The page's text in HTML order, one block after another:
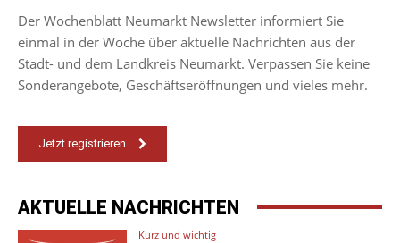
Der Wochenblatt Neumarkt Newsletter informiert Sie
einmal in der Woche über aktuelle Nachrichten aus der
Stadt- und dem Landkreis Neumarkt. Verpassen Sie keine
Sonderangebote, Geschäftseröffnungen und vieles mehr.
Jetzt registrieren
AKTUELLE NACHRICHTEN
Kurz und wichtig